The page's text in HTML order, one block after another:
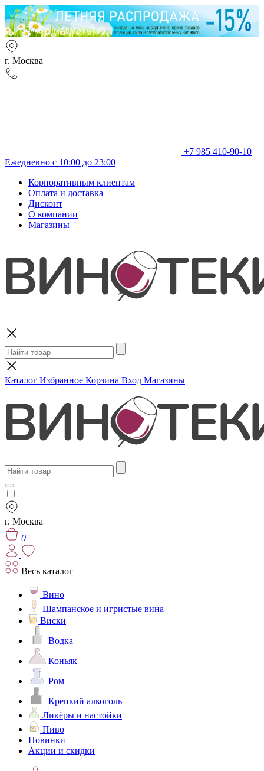
г. Москва
+7 985 410-90-10
Ежедневно с 10:00 до 23:00
Корпоративным клиентам
Оплата и доставка
Дисконт
О компании
Магазины
Каталог Избранное Корзина Вход Магазины
г. Москва
0
Весь каталог
Вино
Шампанское и игристые вина
Виски
Водка
Коньяк
Ром
Крепкий алкоголь
Ликёры и настойки
Пиво
Новинки
Акции и скидки